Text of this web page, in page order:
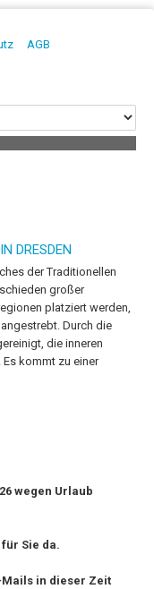
AGB
zur Untersuchung
DRESDEN
der Traditionellen
großer
platziert werden,
Durch die
die inneren
kommt zu einer
wegen Urlaub
Sie da.
Mails in dieser Zeit